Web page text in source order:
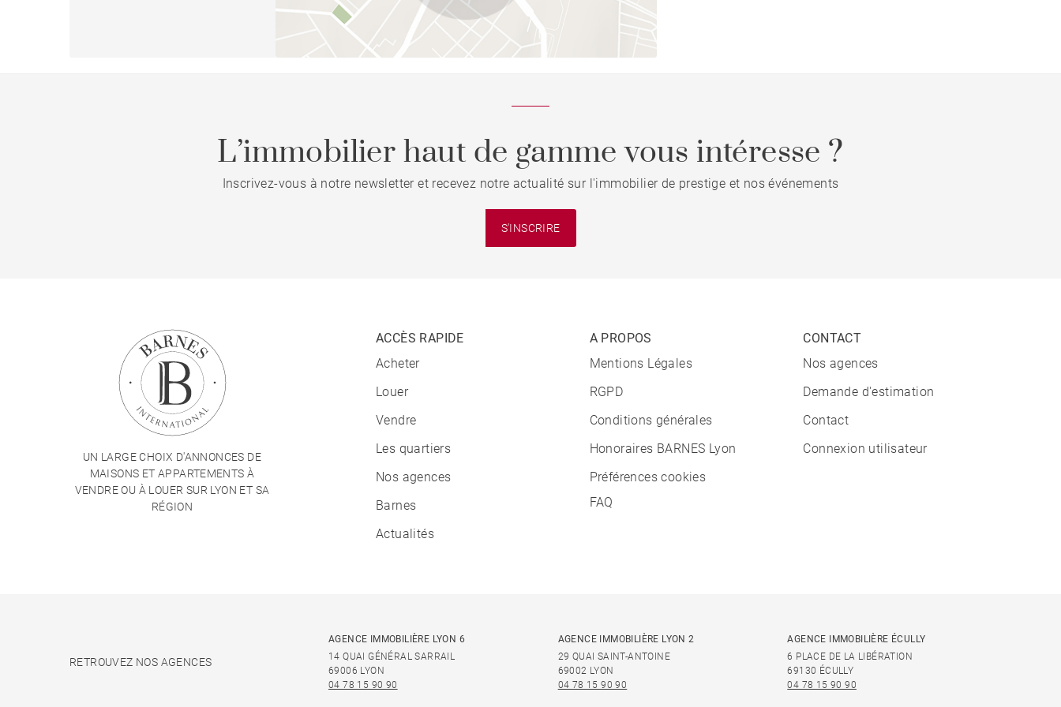
L’immobilier haut de gamme vous intéresse ?
Inscrivez-vous à notre newsletter et recevez notre actualité sur l'immobilier de prestige et nos événements
S'INSCRIRE
UN LARGE CHOIX D'ANNONCES DE
MAISONS ET APPARTEMENTS À
VENDRE OU À LOUER SUR LYON ET SA
RÉGION
ACCÈS RAPIDE
Acheter
Louer
Vendre
Les quartiers
Nos agences
Barnes
Actualités
A PROPOS
Mentions Légales
RGPD
Conditions générales
Honoraires BARNES Lyon
Préférences cookies
FAQ
CONTACT
Nos agences
Demande d'estimation
Contact
Connexion utilisateur
RETROUVEZ NOS AGENCES
AGENCE IMMOBILIÈRE LYON 6
14 QUAI GÉNÉRAL SARRAIL
69006 LYON
04 78 15 90 90
AGENCE IMMOBILIÈRE LYON 2
29 QUAI SAINT-ANTOINE
69002 LYON
04 78 15 90 90
AGENCE IMMOBILIÈRE ÉCULLY
6 PLACE DE LA LIBÉRATION
69130 ÉCULLY
04 78 15 90 90